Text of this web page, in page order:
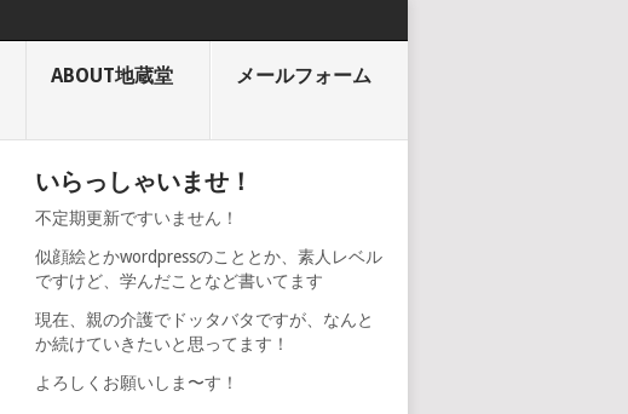
ABOUT地蔵堂 メールフォーム
いらっしゃいませ！
不定期更新ですいません！
似顔絵とかwordpressのこととか、素人レベル
ですけど、学んだことなど書いてます
現在、親の介護でドッタバタですが、なんと
か続けていきたいと思ってます！
よろしくお願いしま〜す！